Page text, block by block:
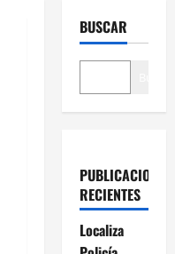
BUSCAR
PUBLICACIONES
RECIENTES
Localiza